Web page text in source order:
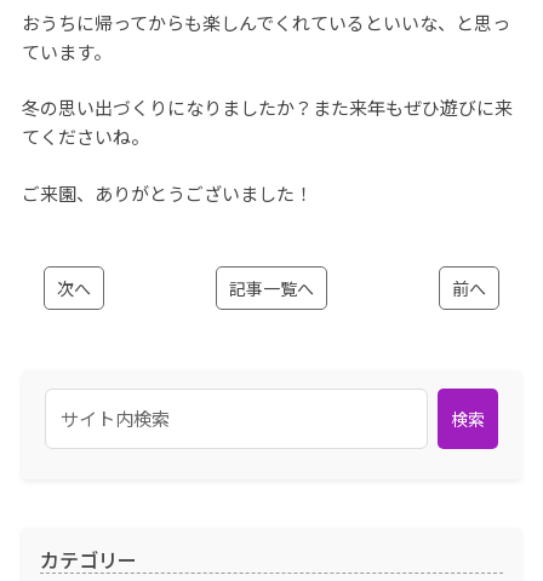
おうちに帰ってからも楽しんでくれているといいな、と思っ
ています。
冬の思い出づくりになりましたか？また来年もぜひ遊びに来
てくださいね。
ご来園、ありがとうございました！
次へ 記事一覧へ 前へ
検索
カテゴリー